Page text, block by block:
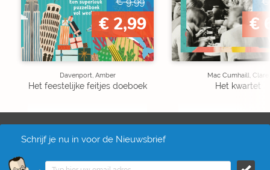
€ 2,99
Davenport, Amber
Het feestelijke feitjes doeboek
€
Mac Cumhaill, Clare
Het kwartet
Schrijf je nu in voor de Nieuwsbrief